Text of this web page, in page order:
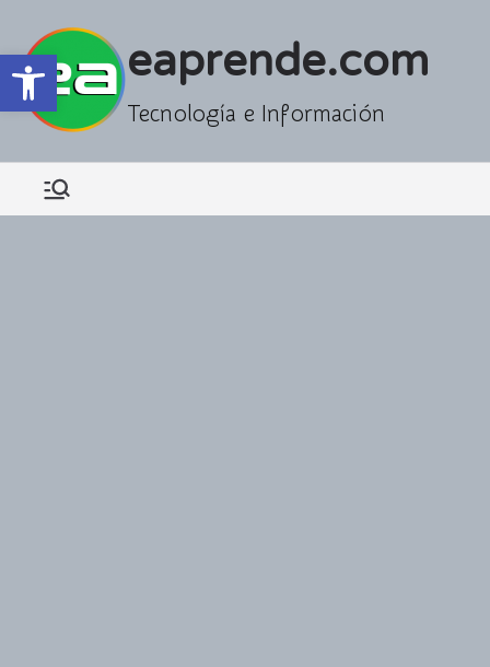
Abrir barra de herramientas
contenido
eaprende.com
Tecnología e Información